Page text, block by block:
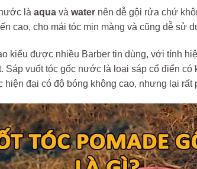
là aqua và water nên dễ gội rửa chứ
cao, cho mái tóc mịn màng và cũng dễ sử
kiểu được nhiều Barber tin dùng, với tính
vuốt tóc gốc nước là loại sáp cổ điển có
đại có độ bóng không cao, nhưng lại rất